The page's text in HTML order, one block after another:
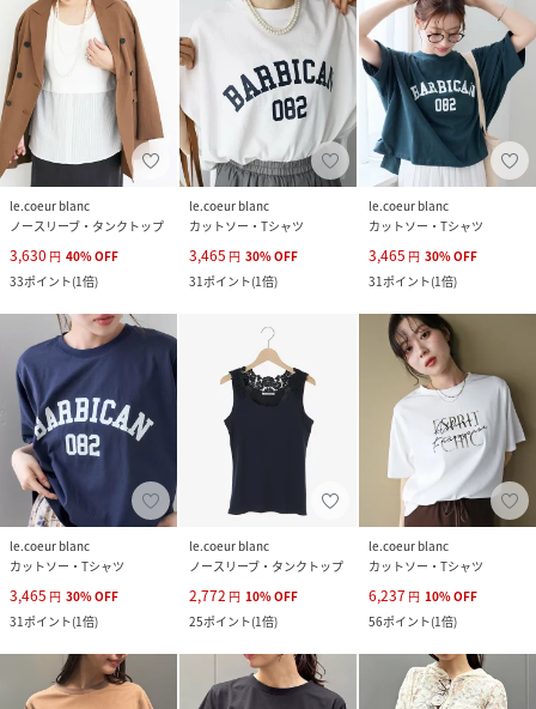
le.coeur blanc
ノースリーブ・タンクトップ
3,630 円 40%OFF
33ポイント(1倍)
le.coeur blanc
カットソー・Tシャツ
3,465 円 30%OFF
31ポイント(1倍)
le.coeur blanc
カットソー・Tシャツ
3,465 円 30%OFF
31ポイント(1倍)
le.coeur blanc
カットソー・Tシャツ
3,465 円 30%OFF
31ポイント(1倍)
le.coeur blanc
ノースリーブ・タンクトップ
2,772 円 10%OFF
25ポイント(1倍)
le.coeur blanc
カットソー・Tシャツ
6,237 円 10%OFF
56ポイント(1倍)